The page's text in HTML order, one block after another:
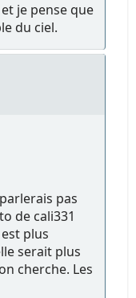
je pense que
du ciel.
pas
de cali331
plus
serait plus
cherche. Les